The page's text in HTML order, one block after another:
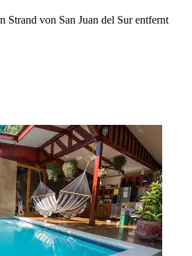
Strand von San Juan del Sur entfernt